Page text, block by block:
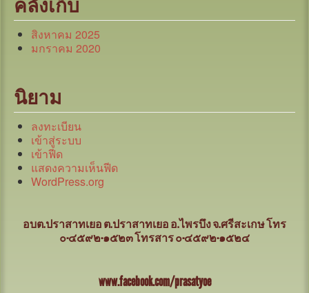
คลังเก็บ
สิงหาคม 2025
มกราคม 2020
นิยาม
ลงทะเบียน
เข้าสู่ระบบ
เข้าฟีด
แสดงความเห็นฟีด
WordPress.org
อบต.ปราสาทเยอ ต.ปราสาทเยอ อ.ไพรบึง จ.ศรีสะเกษโทร
๐-๔๕๙๒-๑๕๒๓ โทรสาร ๐-๔๕๙๒-๑๕๒๔
www.facebook.com/prasatyoe